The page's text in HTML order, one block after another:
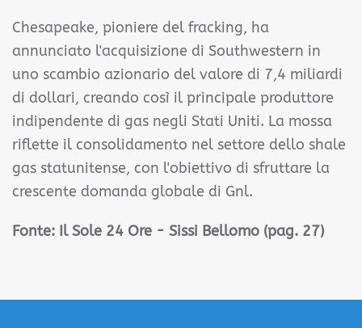
Chesapeake, pioniere del fracking, ha
annunciato l'acquisizione di Southwestern in
uno scambio azionario del valore di 7,4 miliardi
di dollari, creando così il principale produttore
indipendente di gas negli Stati Uniti. La mossa
riflette il consolidamento nel settore dello shale
gas statunitense, con l'obiettivo di sfruttare la
crescente domanda globale di Gnl.
Fonte: Il Sole 24 Ore - Sissi Bellomo (pag. 27)